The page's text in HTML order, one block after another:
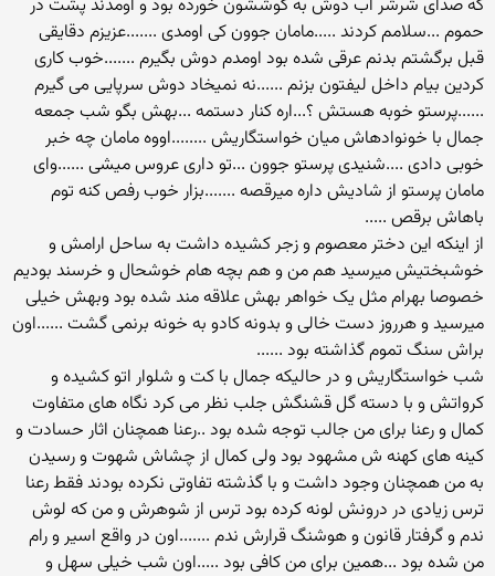
که صدای شرشر اب دوش به گوششون خورده بود و اومدند پشت در
حموم ...سلامم کردند .....مامان جوون کی اومدی .......عزیزم دقایقی
قبل برگشتم بدنم عرقی شده بود اومدم دوش بگیرم .......خوب کاری
کردین بیام داخل لیفتون بزنم ......نه نمیخاد دوش سرپایی می گیرم
......پرستو خوبه هستش ؟...اره کنار دستمه ...بهش بگو شب جمعه
جمال با خونوادهاش میان خواستگاریش ........اووه مامان چه خبر
خوبی دادی ....شنیدی پرستو جوون ...تو داری عروس میشی ......وای
مامان پرستو از شادیش داره میرقصه .......بزار خوب رفص کنه توم
باهاش برقص .....
از اینکه این دختر معصوم و زجر کشیده داشت به ساحل ارامش و
خوشبختیش میرسید هم من و هم بچه هام خوشحال و خرسند بودیم
خصوصا بهرام مثل یک خواهر بهش علاقه مند شده بود وبهش خیلی
میرسید و هرروز دست خالی و بدونه کادو به خونه برنمی گشت ......اون
براش سنگ تموم گذاشته بود ......
شب خواستگاریش و در حالیکه جمال با کت و شلوار اتو کشیده و
کرواتش و با دسته گل قشنگش جلب نظر می کرد نگاه های متفاوت
کمال و رعنا برای من جالب توجه شده بود ..رعنا همچنان اثار حسادت و
کینه های کهنه ش مشهود بود ولی کمال از چشاش شهوت و رسیدن
به من همچنان وجود داشت و با گذشته تفاوتی نکرده بودند فقط رعنا
ترس زیادی در درونش لونه کرده بود ترس از شوهرش و من که لوش
ندم و گرفتار قانون و هوشنگ قرارش ندم .......اون در واقع اسیر و رام
من شده بود ...همین برای من کافی بود .....اون شب خیلی سهل و